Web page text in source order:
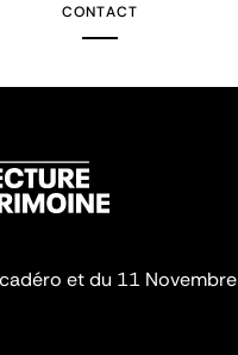
CONTACT
et du 11 Novembre